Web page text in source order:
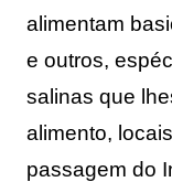
alimentam
e outros,
salinas que
alimento,
passagem do